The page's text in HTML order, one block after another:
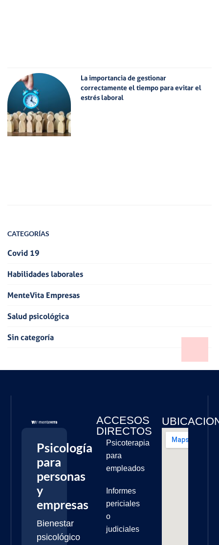
La importancia de gestionar
correctamente el tiempo para evitar el
estrés laboral
CATEGORÍAS
Covid 19
Habilidades laborales
MenteVita Empresas
Salud psicológica
Sin categoría
Psicología
para
personas
y
empresas
Bienestar
psicológico
ACCESOS
DIRECTOS
Psicoterapia
para
empleados
Informes
periciales
o
judiciales